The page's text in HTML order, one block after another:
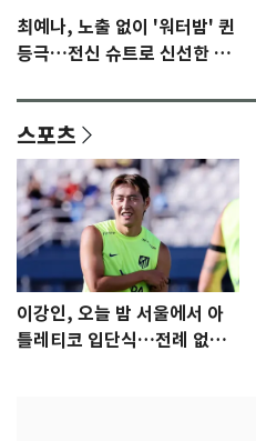
최예나, 노출 없이 '워터밤' 퀸
등극…전신 슈트로 신선한 충
스포츠
이강인, 오늘 밤 서울에서 아
틀레티코 입단식…전례 없는